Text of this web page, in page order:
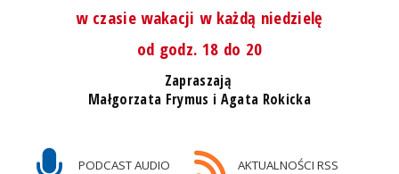
w czasie wakacji w każdą niedzielę
od godz. 18 do 20
Zapraszają
Małgorzata Frymus i Agata Rokicka
PODCAST AUDIO AKTUALNOŚCI RSS